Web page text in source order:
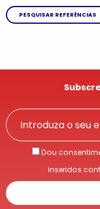
PESQUISAR REFERÊNCIAS
Dou
inseridos